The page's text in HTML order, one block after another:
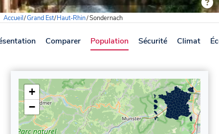
Accueil/Grand Est/Haut-Rhin/Sondernach
Comparer Population Sécurité Climat
+
−